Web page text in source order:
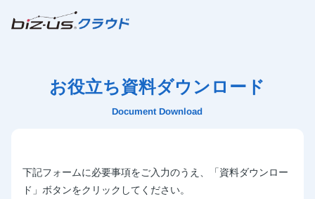
お役立ち資料ダウンロード
Document Download
下記フォームに必要事項をご入力のうえ、「資料ダウンロー
ド」ボタンをクリックしてください。